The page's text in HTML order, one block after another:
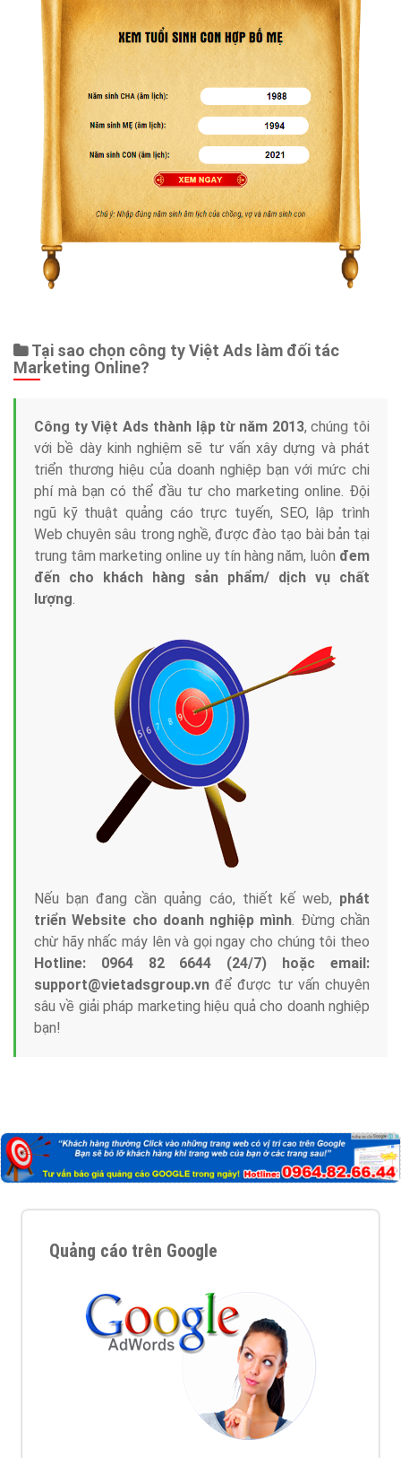
Tại sao chọn công ty Việt Ads làm đối tác
Marketing Online?
Công ty Việt Ads thành lập từ năm 2013, chúng tôi
với bề dày kinh nghiệm sẽ tư vấn xây dựng và phát
triển thương hiệu của doanh nghiệp bạn với mức chi
phí mà bạn có thể đầu tư cho marketing online. Đội
ngũ kỹ thuật quảng cáo trực tuyến, SEO, lập trình
Web chuyên sâu trong nghề, được đào tạo bài bản tại
trung tâm marketing online uy tín hàng năm, luôn đem
đến cho khách hàng sản phẩm/ dịch vụ chất
lượng.
Nếu bạn đang cần quảng cáo, thiết kế web, phát
triển Website cho doanh nghiệp mình. Đừng chần
chừ hãy nhấc máy lên và gọi ngay cho chúng tôi theo
Hotline: 0964 82 6644 (24/7) hoặc email:
support@vietadsgroup.vn để được tư vấn chuyên
sâu về giải pháp marketing hiệu quả cho doanh nghiệp
bạn!
Quảng cáo trên Google